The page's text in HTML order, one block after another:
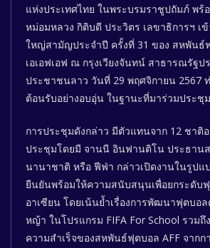
แห่งประเทศไทย ในพระบรมราชูปถัมภ์ พร้
หม่อมหลวง กิติบดี ประวิตร เลขาธิการฯ เ
ใหญ่สามัญประจำปี ครั้งที่ 31 ของ สหพันธ์
เอเอฟเอฟ ณ กรุงเวียงจันทน์ สาธารณรัฐป
ประชาชนลาว วันที่ 29 พฤศจิกายน 2567
ต้อนรับอย่างอบอุ่น ในฐานะที่มาร่วมประชุ
การประชุมดังกล่าว มีตัวแทนจาก 12 ชาติ
ประชุมโดยมี จานนี อินฟานติโน ประธาน
นานาชาติ หรือ ฟีฟ่า กล่าวเปิดงานในรูปแ
ยืนยันพร้อมให้ความสนับสนุนเพื่อยกระดับ
อาเซียน โดยเน้นย้ำเรื่องการพัฒนาฟุตบอ
หญ้า ในโปรแกรม FIFA For School รวม
ความสำเร็จของสหพันธ์ฟุตบอล AFF จากก